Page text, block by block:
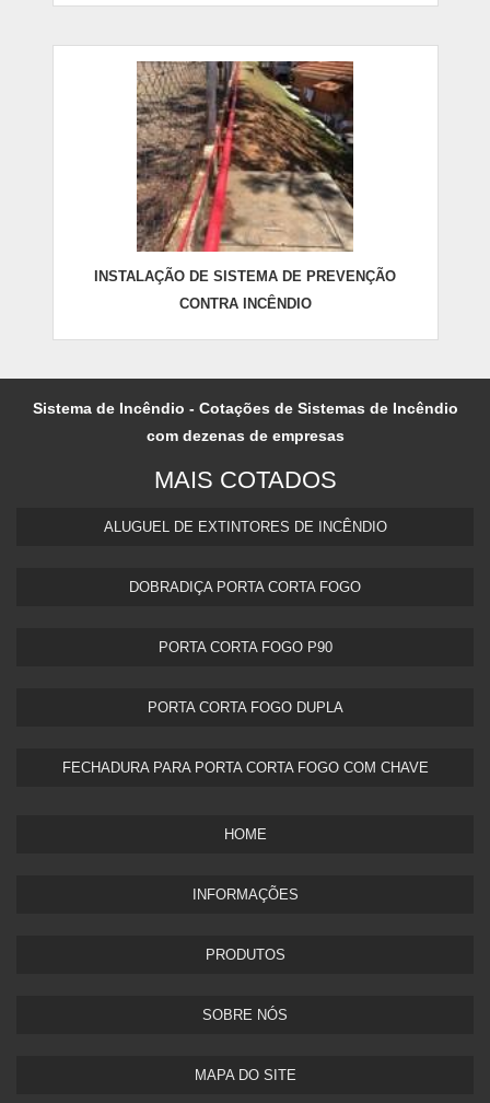
INSTALAÇÃO DE SISTEMA DE PREVENÇÃO
CONTRA INCÊNDIO
Sistema de Incêndio - Cotações de Sistemas de Incêndio
com dezenas de empresas
MAIS COTADOS
ALUGUEL DE EXTINTORES DE INCÊNDIO
DOBRADIÇA PORTA CORTA FOGO
PORTA CORTA FOGO P90
PORTA CORTA FOGO DUPLA​
FECHADURA PARA PORTA CORTA FOGO COM CHAVE
HOME
INFORMAÇÕES
PRODUTOS
SOBRE NÓS
MAPA DO SITE